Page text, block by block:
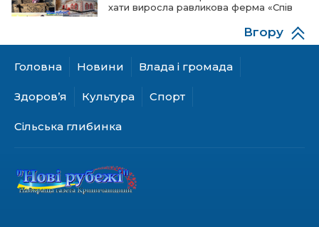
хати виросла равликова ферма «Спів
28.07.2026
ветерани разом створюють
Куди звернутися мешканцям
Криничанської громади за
Головна Новини Влада і громада
Здоров’я Культура Спорт
Сільська глибинка
Вгору